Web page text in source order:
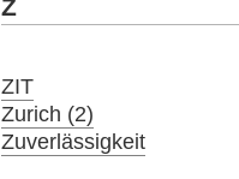
Z
ZIT
Zurich (2)
Zuverlässigkeit